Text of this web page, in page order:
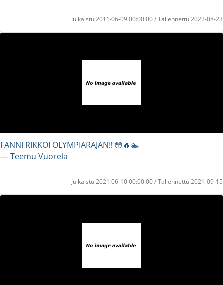
Julkaistu 2011-06-09 00:00:00 / Tallennettu 2022-08-23
FANNI RIKKOI OLYMPIARAJAN!! 😳🔥🏊
― Teemu Vuorela
Julkaistu 2021-06-10 00:00:00 / Tallennettu 2021-09-15